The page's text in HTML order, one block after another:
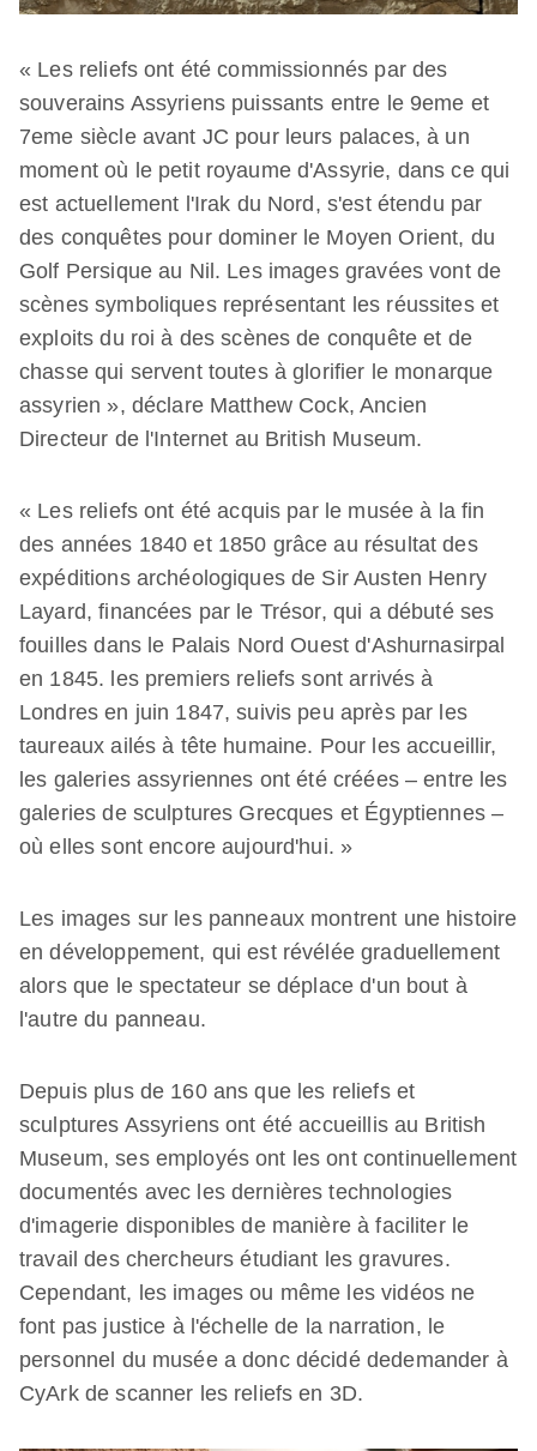
« Les reliefs ont été commissionnés par des
souverains Assyriens puissants entre le 9eme et
7eme siècle avant JC pour leurs palaces, à un
moment où le petit royaume d'Assyrie, dans ce qui
est actuellement l'Irak du Nord, s'est étendu par
des conquêtes pour dominer le Moyen Orient, du
Golf Persique au Nil. Les images gravées vont de
scènes symboliques représentant les réussites et
exploits du roi à des scènes de conquête et de
chasse qui servent toutes à glorifier le monarque
assyrien », déclare Matthew Cock, Ancien
Directeur de l'Internet au British Museum.
« Les reliefs ont été acquis par le musée à la fin
des années 1840 et 1850 grâce au résultat des
expéditions archéologiques de Sir Austen Henry
Layard, financées par le Trésor, qui a débuté ses
fouilles dans le Palais Nord Ouest d'Ashurnasirpal
en 1845. les premiers reliefs sont arrivés à
Londres en juin 1847, suivis peu après par les
taureaux ailés à tête humaine. Pour les accueillir,
les galeries assyriennes ont été créées – entre les
galeries de sculptures Grecques et Égyptiennes –
où elles sont encore aujourd'hui. »
Les images sur les panneaux montrent une histoire
en développement, qui est révélée graduellement
alors que le spectateur se déplace d'un bout à
l'autre du panneau.
Depuis plus de 160 ans que les reliefs et
sculptures Assyriens ont été accueillis au British
Museum, ses employés ont les ont continuellement
documentés avec les dernières technologies
d'imagerie disponibles de manière à faciliter le
travail des chercheurs étudiant les gravures.
Cependant, les images ou même les vidéos ne
font pas justice à l'échelle de la narration, le
personnel du musée a donc décidé dedemander à
CyArk de scanner les reliefs en 3D.